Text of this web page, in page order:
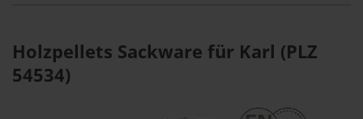
Holzpellets Sackware für Karl (PLZ
54534)